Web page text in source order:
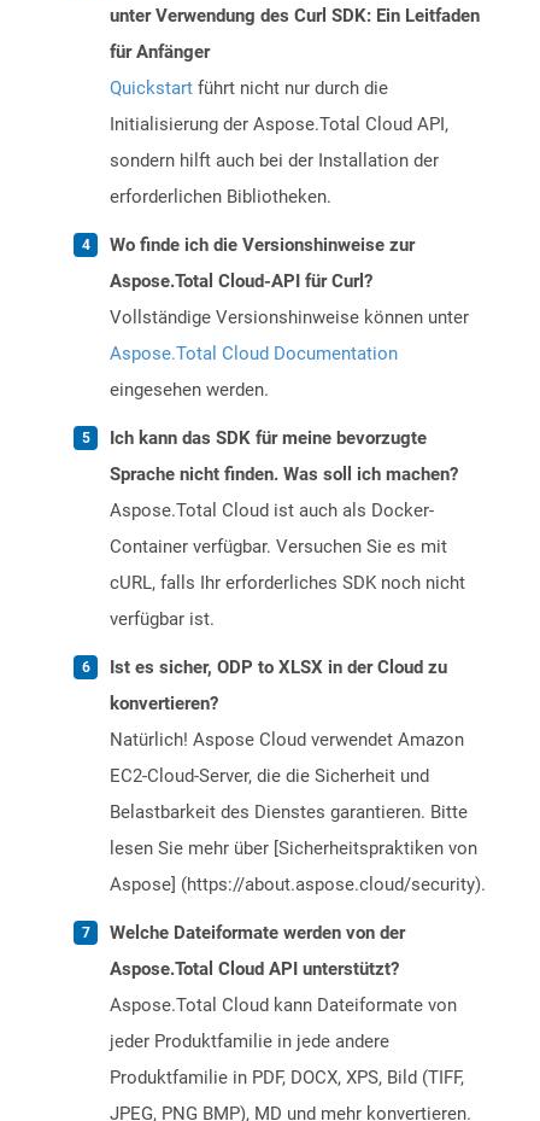
unter Verwendung des Curl SDK: Ein Leitfaden
für Anfänger
Quickstart führt nicht nur durch die
Initialisierung der Aspose.Total Cloud API,
sondern hilft auch bei der Installation der
erforderlichen Bibliotheken.
Wo finde ich die Versionshinweise zur
Aspose.Total Cloud-API für Curl?
Vollständige Versionshinweise können unter
Aspose.Total Cloud Documentation
eingesehen werden.
Ich kann das SDK für meine bevorzugte
Sprache nicht finden. Was soll ich machen?
Aspose.Total Cloud ist auch als Docker-
Container verfügbar. Versuchen Sie es mit
cURL, falls Ihr erforderliches SDK noch nicht
verfügbar ist.
Ist es sicher, ODP to XLSX in der Cloud zu
konvertieren?
Natürlich! Aspose Cloud verwendet Amazon
EC2-Cloud-Server, die die Sicherheit und
Belastbarkeit des Dienstes garantieren. Bitte
lesen Sie mehr über [Sicherheitspraktiken von
Aspose] (https://about.aspose.cloud/security).
Welche Dateiformate werden von der
Aspose.Total Cloud API unterstützt?
Aspose.Total Cloud kann Dateiformate von
jeder Produktfamilie in jede andere
Produktfamilie in PDF, DOCX, XPS, Bild (TIFF,
JPEG, PNG BMP), MD und mehr konvertieren.